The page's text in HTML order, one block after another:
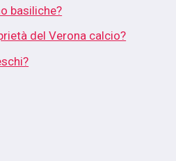
basiliche?
del Verona calcio?